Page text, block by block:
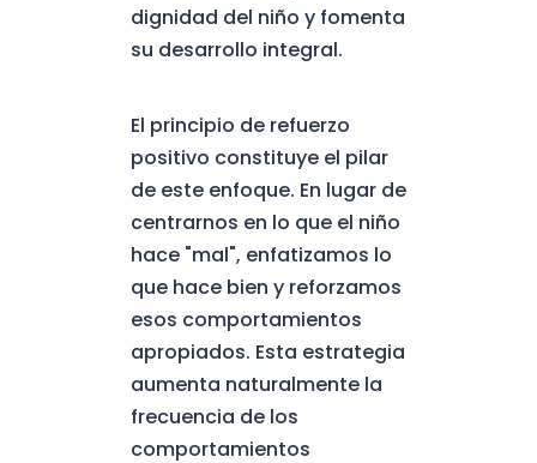
dignidad del niño y fomenta
su desarrollo integral.
El principio de refuerzo
positivo constituye el pilar
de este enfoque. En lugar de
centrarnos en lo que el niño
hace "mal", enfatizamos lo
que hace bien y reforzamos
esos comportamientos
apropiados. Esta estrategia
aumenta naturalmente la
frecuencia de los
comportamientos